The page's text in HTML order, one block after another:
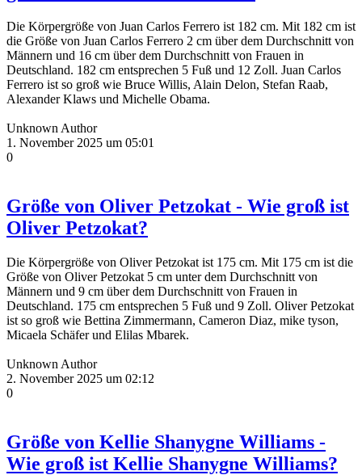
Die Körpergröße von Juan Carlos Ferrero ist 182 cm. Mit 182 cm ist
die Größe von Juan Carlos Ferrero 2 cm über dem Durchschnitt von
Männern und 16 cm über dem Durchschnitt von Frauen in
Deutschland. 182 cm entsprechen 5 Fuß und 12 Zoll. Juan Carlos
Ferrero ist so groß wie Bruce Willis, Alain Delon, Stefan Raab,
Alexander Klaws und Michelle Obama.
Unknown Author
1. November 2025 um 05:01
0
Größe von Oliver Petzokat - Wie groß ist
Oliver Petzokat?
Die Körpergröße von Oliver Petzokat ist 175 cm. Mit 175 cm ist die
Größe von Oliver Petzokat 5 cm unter dem Durchschnitt von
Männern und 9 cm über dem Durchschnitt von Frauen in
Deutschland. 175 cm entsprechen 5 Fuß und 9 Zoll. Oliver Petzokat
ist so groß wie Bettina Zimmermann, Cameron Diaz, mike tyson,
Micaela Schäfer und Elilas Mbarek.
Unknown Author
2. November 2025 um 02:12
0
Größe von Kellie Shanygne Williams -
Wie groß ist Kellie Shanygne Williams?